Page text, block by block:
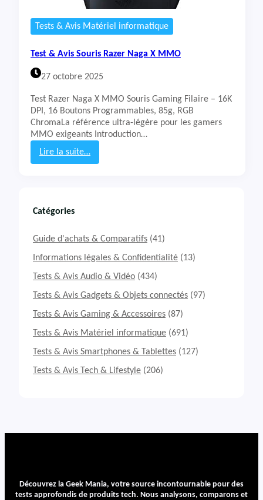
Tests & Avis Matériel informatique
Test & Avis Souris Razer Naga X MMO
27 octobre 2025
Test Razer Naga X MMO Souris Gaming Filaire – 16K
DPI, 16 Boutons Programmables, 85g, RGB
ChromaLa référence ultra-légère pour les gamers
MMO exigeants Introduction…
Lire la suite…
:
A
v
i
S
o
r
s
R
z
g
M
O
Catégories
Guide d'achats & Comparatifs (41)
Informations légales & Confidentialité (13)
Tests & Avis Audio & Vidéo (434)
Tests & Avis Gadgets & Objets connectés (97)
Tests & Avis Gaming & Accessoires (87)
Tests & Avis Matériel informatique (691)
Tests & Avis Smartphones & Tablettes (127)
Tests & Avis Tech & Lifestyle (206)
Découvrez la Geek Mania, votre source incontournable pour des
tests approfondis de produits tech. Nous analysons, comparons et